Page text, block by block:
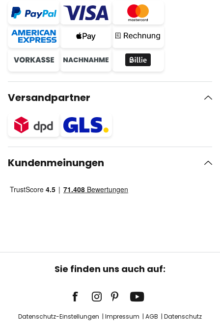
Versandpartner
Kundenmeinungen
Sie finden uns auch auf:
Datenschutz-Einstellungen Impressum AGB Datenschutz